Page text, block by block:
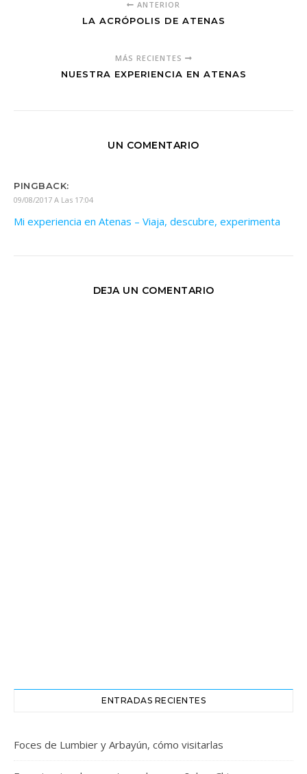
ANTERIOR
LA ACRÓPOLIS DE ATENAS
MÁS RECIENTES
NUESTRA EXPERIENCIA EN ATENAS
UN COMENTARIO
PINGBACK:
09/08/2017 A Las 17:04
Mi experiencia en Atenas – Viaja, descubre, experimenta
DEJA UN COMENTARIO
ENTRADAS RECIENTES
Foces de Lumbier y Arbayún, cómo visitarlas